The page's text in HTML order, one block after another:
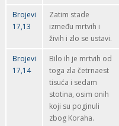
Brojevi
17,13
Zatim stade
između mrtvih i
živih i zlo se ustavi.
Brojevi
17,14
Bilo ih je mrtvih od
toga zla četrnaest
tisuća i sedam
stotina, osim onih
koji su poginuli
zbog Koraha.